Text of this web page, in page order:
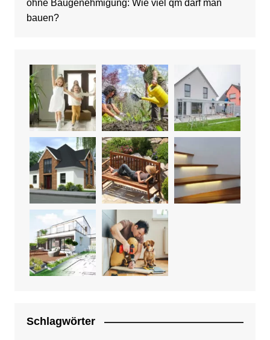
ohne Baugenehmigung: Wie viel qm darf man
bauen?
Schlagwörter